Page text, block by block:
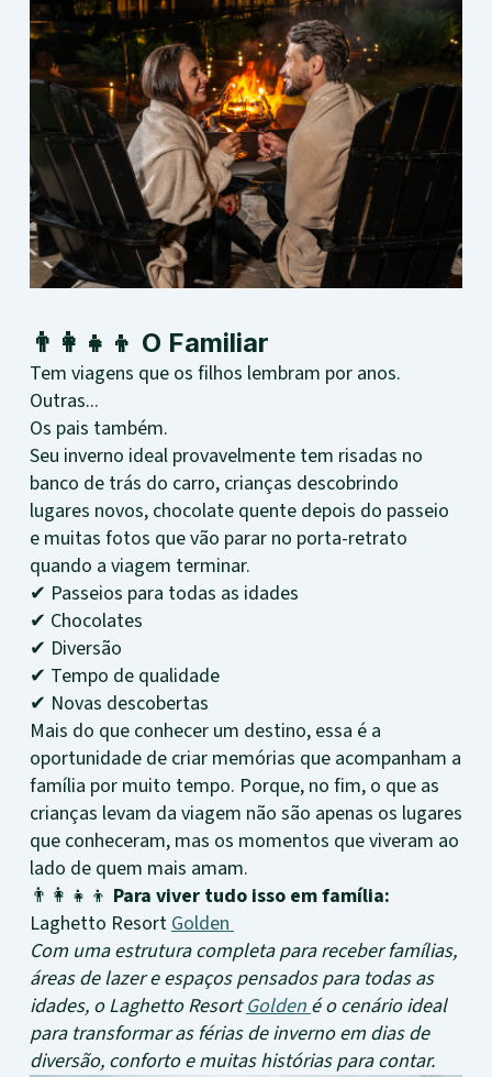
👨‍👩‍👧‍👦 O Familiar
Tem viagens que os filhos lembram por anos.
Outras...
Os pais também.
Seu inverno ideal provavelmente tem risadas no
banco de trás do carro, crianças descobrindo
lugares novos, chocolate quente depois do passeio
e muitas fotos que vão parar no porta-retrato
quando a viagem terminar.
✔ Passeios para todas as idades
✔ Chocolates
✔ Diversão
✔ Tempo de qualidade
✔ Novas descobertas
Mais do que conhecer um destino, essa é a
oportunidade de criar memórias que acompanham a
família por muito tempo. Porque, no fim, o que as
crianças levam da viagem não são apenas os lugares
que conheceram, mas os momentos que viveram ao
lado de quem mais amam.
👨‍👩‍👧‍👦 Para viver tudo isso em família:
Laghetto ResortGolden
Com uma estrutura completa para receber famílias,
áreas de lazer e espaços pensados para todas as
idades, o Laghetto ResortGoldené o cenário ideal
para transformar as férias de inverno em dias de
diversão, conforto e muitas histórias para contar.